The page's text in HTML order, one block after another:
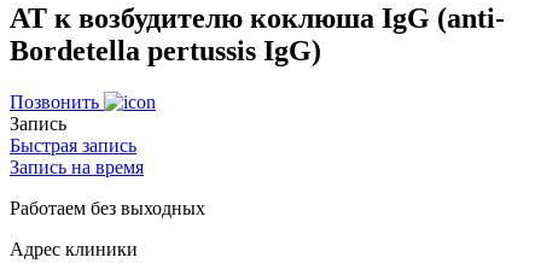
АТ к возбудителю коклюша IgG (anti-
Bordetella pertussis IgG)
Позвонить
Запись
Быстрая запись
Запись на время
Работаем без выходных
Адрес клиники